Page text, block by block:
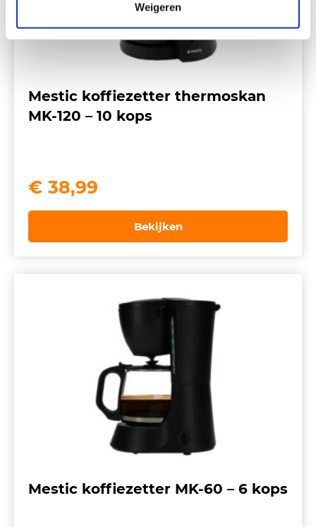
Weigeren
Mestic koffiezetter thermoskan
MK-120 – 10 kops
€ 38,99
Bekijken
Mestic koffiezetter MK-60 – 6 kops